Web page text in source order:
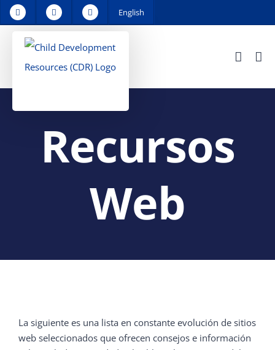
Skip
to
content
English
Recursos
Web
La siguiente es una lista en constante evolución de sitios
web seleccionados que ofrecen consejos e información